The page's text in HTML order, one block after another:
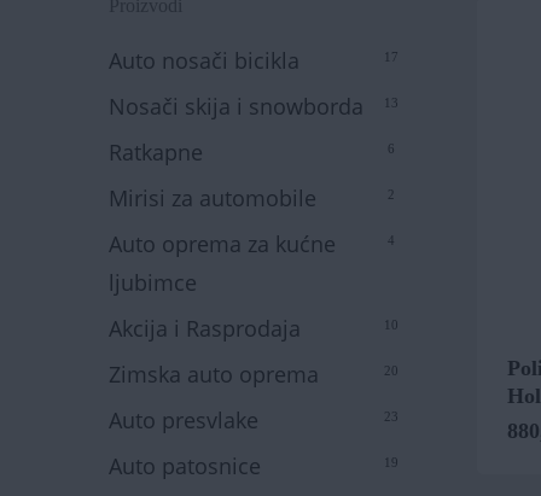
Proizvodi
Auto nosači bicikla 17
Nosači skija i snowborda 13
Ratkapne 6
Mirisi za automobile 2
Auto oprema za kućne
ljubimce
4
Akcija i Rasprodaja 10
Zimska auto oprema 20
Auto presvlake 23
Auto patosnice 19